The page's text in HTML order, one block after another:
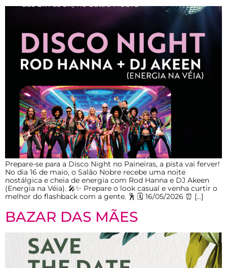
Prepare-se para a Disco Night no Paineiras, a pista vai ferver!
No dia 16 de maio, o Salão Nobre recebe uma noite
nostálgica e cheia de energia com Rod Hanna e DJ Akeen
(Energia na Véia). 🎤✨ Prepare o look casual e venha curtir o
melhor do flashback com a gente. 🕺 🗓 16/05/2026 ⏰ […]
BAZAR DAS MÃES